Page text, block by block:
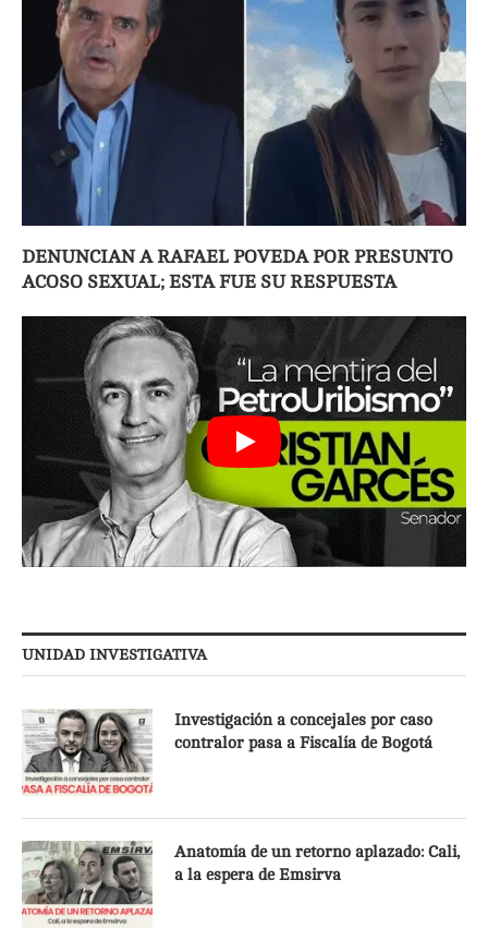
DENUNCIAN A RAFAEL POVEDA POR PRESUNTO
ACOSO SEXUAL; ESTA FUE SU RESPUESTA
UNIDAD INVESTIGATIVA
Investigación a concejales por caso
contralor pasa a Fiscalía de Bogotá
Anatomía de un retorno aplazado: Cali,
a la espera de Emsirva